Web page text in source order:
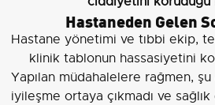
Hastaneden Gelen
Hastane yönetimi ve tıbbi ekip,
klinik tablonun hassasiyetini
Yapılan müdahalelere rağmen,
iyileşme ortaya çıkmadı ve